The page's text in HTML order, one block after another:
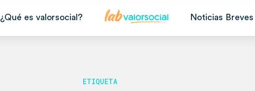
¿Qué es valorsocial? Noticias Breves
ETIQUETA